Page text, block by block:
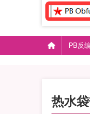
PB反
热水